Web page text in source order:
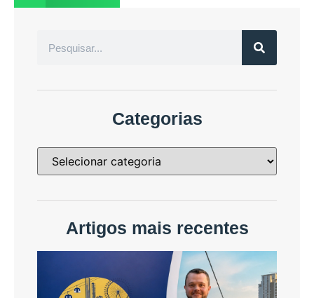
Categorias
Artigos mais recentes